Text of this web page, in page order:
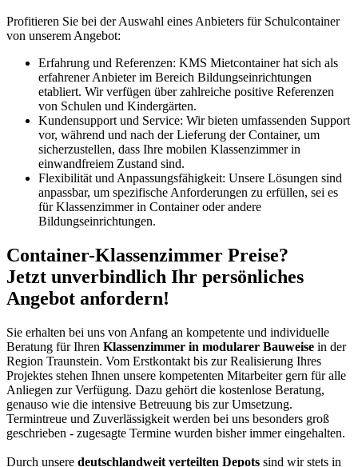
Profitieren Sie bei der Auswahl eines Anbieters für Schulcontainer
von unserem Angebot:
Erfahrung und Referenzen: KMS Mietcontainer hat sich als
erfahrener Anbieter im Bereich Bildungseinrichtungen
etabliert. Wir verfügen über zahlreiche positive Referenzen
von Schulen und Kindergärten.
Kundensupport und Service: Wir bieten umfassenden Support
vor, während und nach der Lieferung der Container, um
sicherzustellen, dass Ihre mobilen Klassenzimmer in
einwandfreiem Zustand sind.
Flexibilität und Anpassungsfähigkeit: Unsere Lösungen sind
anpassbar, um spezifische Anforderungen zu erfüllen, sei es
für Klassenzimmer in Container oder andere
Bildungseinrichtungen.
Container-Klassenzimmer Preise?
Jetzt unverbindlich Ihr persönliches
Angebot anfordern!
Sie erhalten bei uns von Anfang an kompetente und individuelle
Beratung für Ihren Klassenzimmer in modularer Bauweise in der
Region Traunstein. Vom Erstkontakt bis zur Realisierung Ihres
Projektes stehen Ihnen unsere kompetenten Mitarbeiter gern für alle
Anliegen zur Verfügung. Dazu gehört die kostenlose Beratung,
genauso wie die intensive Betreuung bis zur Umsetzung.
Termintreue und Zuverlässigkeit werden bei uns besonders groß
geschrieben - zugesagte Termine wurden bisher immer eingehalten.
Durch unsere deutschlandweit verteilten Depots sind wir stets in